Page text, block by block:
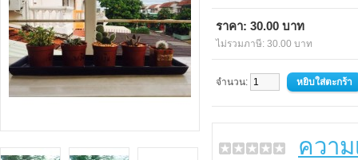
ราคา: 30.00 บาท
ไม่รวมภาษี: 30.00 บาท
จำนวน:
ควา